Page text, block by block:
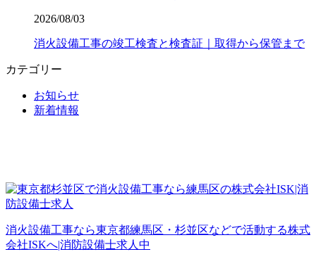
2026/08/03
消火設備工事の竣工検査と検査証｜取得から保管まで
カテゴリー
お知らせ
新着情報
消火設備工事なら東京都練馬区・杉並区などで活動する株式
会社ISKへ|消防設備士求人中